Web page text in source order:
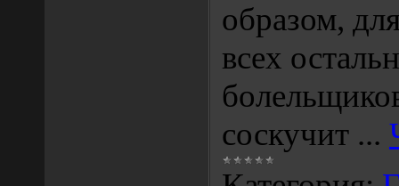
образом,
всех
соскучит ...